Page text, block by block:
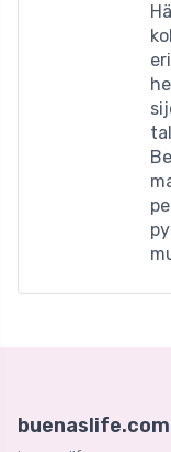
buenaslife.com